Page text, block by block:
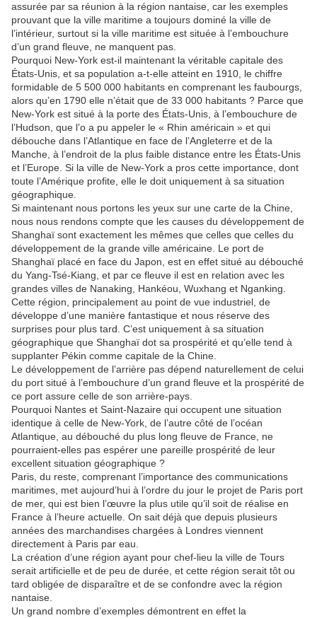
assurée par sa réunion à la région nantaise, car les exemples
prouvant que la ville maritime a toujours dominé la ville de
l’intérieur, surtout si la ville maritime est située à l’embouchure
d’un grand fleuve, ne manquent pas.
Pourquoi New-York est-il maintenant la véritable capitale des
États-Unis, et sa population a-t-elle atteint en 1910, le chiffre
formidable de 5 500 000 habitants en comprenant les faubourgs,
alors qu’en 1790 elle n’était que de 33 000 habitants ? Parce que
New-York est situé à la porte des États-Unis, à l’embouchure de
l’Hudson, que l’o a pu appeler le « Rhin américain » et qui
débouche dans l’Atlantique en face de l’Angleterre et de la
Manche, à l’endroit de la plus faible distance entre les États-Unis
et l’Europe. Si la ville de New-York a pros cette importance, dont
toute l’Amérique profite, elle le doit uniquement à sa situation
géographique.
Si maintenant nous portons les yeux sur une carte de la Chine,
nous nous rendons compte que les causes du développement de
Shanghaï sont exactement les mêmes que celles que celles du
développement de la grande ville américaine. Le port de
Shanghaï placé en face du Japon, est en effet situé au débouché
du Yang-Tsé-Kiang, et par ce fleuve il est en relation avec les
grandes villes de Nanaking, Hankéou, Wuxhang et Nganking.
Cette région, principalement au point de vue industriel, de
développe d’une manière fantastique et nous réserve des
surprises pour plus tard. C’est uniquement à sa situation
géographique que Shanghaï dot sa prospérité et qu’elle tend à
supplanter Pékin comme capitale de la Chine.
Le développement de l’arrière pas dépend naturellement de celui
du port situé à l’embouchure d’un grand fleuve et la prospérité de
ce port assure celle de son arrière-pays.
Pourquoi Nantes et Saint-Nazaire qui occupent une situation
identique à celle de New-York, de l’autre côté de l’océan
Atlantique, au débouché du plus long fleuve de France, ne
pourraient-elles pas espérer une pareille prospérité de leur
excellent situation géographique ?
Paris, du reste, comprenant l’importance des communications
maritimes, met aujourd’hui à l’ordre du jour le projet de Paris port
de mer, qui est bien l’œuvre la plus utile qu’il soit de réalise en
France à l’heure actuelle. On sait déjà que depuis plusieurs
années des marchandises chargées à Londres viennent
directement à Paris par eau.
La création d’une région ayant pour chef-lieu la ville de Tours
serait artificielle et de peu de durée, et cette région serait tôt ou
tard obligée de disparaître et de se confondre avec la région
nantaise.
Un grand nombre d’exemples démontrent en effet la